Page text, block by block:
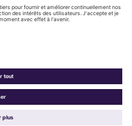
/ usurpation d'identité
conforme